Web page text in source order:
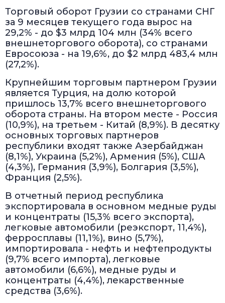
Торговый оборот Грузии со странами СНГ
за 9 месяцев текущего года вырос на
29,2% - до $3 млрд 104 млн (34% всего
внешнеторгового оборота), со странами
Евросоюза - на 19,6%, до $2 млрд 483,4 млн
(27,2%).
Крупнейшим торговым партнером Грузии
является Турция, на долю которой
пришлось 13,7% всего внешнеторгового
оборота страны. На втором месте - Россия
(10,9%), на третьем - Китай (8,9%). В десятку
основных торговых партнеров
республики входят также Азербайджан
(8,1%), Украина (5,2%), Армения (5%), США
(4,3%), Германия (3,9%), Болгария (3,5%),
Франция (2,5%).
В отчетный период республика
экспортировала в основном медные руды
и концентраты (15,3% всего экспорта),
легковые автомобили (реэкспорт, 11,4%),
ферросплавы (11,1%), вино (5,7%),
импортировала - нефть и нефтепродукты
(9,7% всего импорта), легковые
автомобили (6,6%), медные руды и
концентраты (4,4%), лекарственные
средства (3,6%).